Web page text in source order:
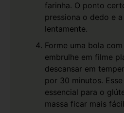
farinha. O ponto
pressiona o dedo e
lentamente.
Forme uma bola com
embrulhe em filme
descansar em
por 30 minutos.
essencial para o
massa ficar mais